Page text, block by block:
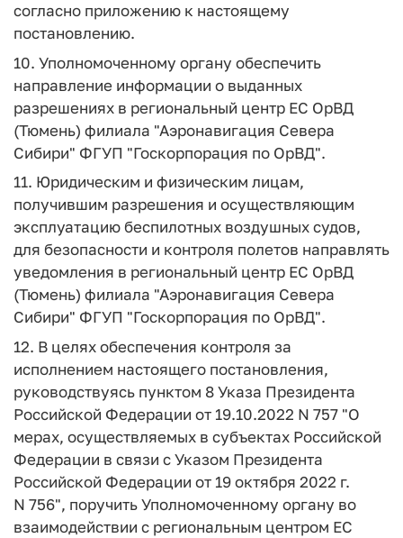
согласно приложению к настоящему
постановлению.
10. Уполномоченному органу обеспечить
направление информации о выданных
разрешениях в региональный центр ЕС ОрВД
(Тюмень) филиала "Аэронавигация Севера
Сибири" ФГУП "Госкорпорация по ОрВД".
11. Юридическим и физическим лицам,
получившим разрешения и осуществляющим
эксплуатацию беспилотных воздушных судов,
для безопасности и контроля полетов направлять
уведомления в региональный центр ЕС ОрВД
(Тюмень) филиала "Аэронавигация Севера
Сибири" ФГУП "Госкорпорация по ОрВД".
12. В целях обеспечения контроля за
исполнением настоящего постановления,
руководствуясь пунктом 8 Указа Президента
Российской Федерации от 19.10.2022 N 757 "О
мерах, осуществляемых в субъектах Российской
Федерации в связи с Указом Президента
Российской Федерации от 19 октября 2022 г.
N 756", поручить Уполномоченному органу во
взаимодействии с региональным центром ЕС